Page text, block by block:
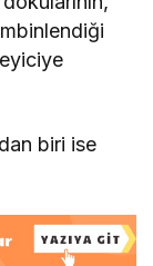
biri ise